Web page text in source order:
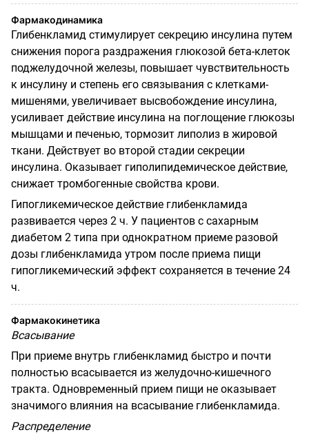
Фармакодинамика
Глибенкламид стимулирует секрецию инсулина путем
снижения порога раздражения глюкозой бета-клеток
поджелудочной железы, повышает чувствительность
к инсулину и степень его связывания с клетками-
мишенями, увеличивает высвобождение инсулина,
усиливает действие инсулина на поглощение глюкозы
мышцами и печенью, тормозит липолиз в жировой
ткани. Действует во второй стадии секреции
инсулина. Оказывает гиполипидемическое действие,
снижает тромбогенные свойства крови.
Гипогликемическое действие глибенкламида
развивается через 2 ч. У пациентов с сахарным
диабетом 2 типа при однократном приеме разовой
дозы глибенкламида утром после приема пищи
гипогликемический эффект сохраняется в течение 24
ч.
Фармакокинетика
Всасывание
При приеме внутрь глибенкламид быстро и почти
полностью всасывается из желудочно-кишечного
тракта. Одновременный прием пищи не оказывает
значимого влияния на всасывание глибенкламида.
Распределение